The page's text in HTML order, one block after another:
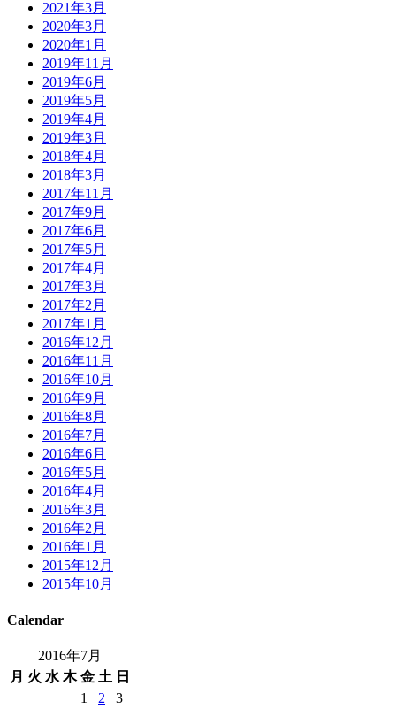
2021年3月
2020年3月
2020年1月
2019年11月
2019年6月
2019年5月
2019年4月
2019年3月
2018年4月
2018年3月
2017年11月
2017年9月
2017年6月
2017年5月
2017年4月
2017年3月
2017年2月
2017年1月
2016年12月
2016年11月
2016年10月
2016年9月
2016年8月
2016年7月
2016年6月
2016年5月
2016年4月
2016年3月
2016年2月
2016年1月
2015年12月
2015年10月
Calendar
2016年7月
月 火 水 木 金 土 日
1
2
3